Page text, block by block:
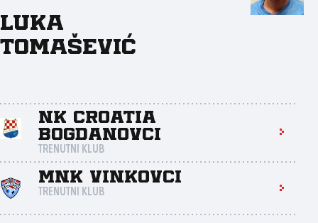
Luka
Tomašević
NK Croatia
Bogdanovci
TRENUTNI KLUB
MNK Vinkovci
TRENUTNI KLUB